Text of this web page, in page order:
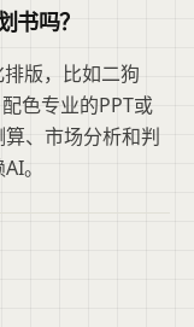
书吗？
版，比如二狗
色专业的PPT或
、市场分析和判
。